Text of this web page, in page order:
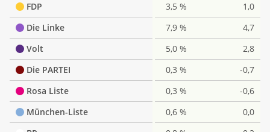
FDP
3,5 %
1,0
Die Linke
7,9 %
4,7
Volt
5,0 %
2,8
Die PARTEI
0,3 %
-0,7
Rosa Liste
0,3 %
-0,6
München-Liste
0,6 %
0,0